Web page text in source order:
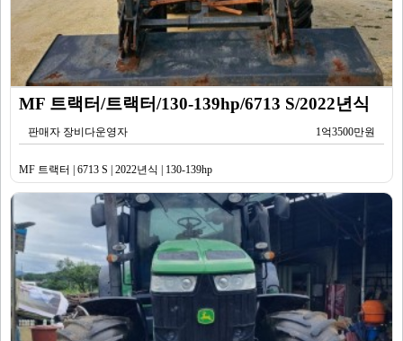
MF 트랙터/트랙터/130-139hp/6713 S/2022년식
판매자 장비다운영자 1억3500만원
MF 트랙터 | 6713 S | 2022년식 | 130-139hp